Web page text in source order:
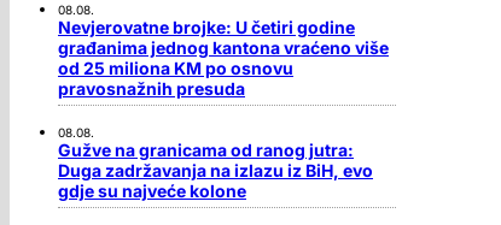
08.08.
Nevjerovatne brojke: U četiri godine
građanima jednog kantona vraćeno više
od 25 miliona KM po osnovu
pravosnažnih presuda
08.08.
Gužve na granicama od ranog jutra:
Duga zadržavanja na izlazu iz BiH, evo
gdje su najveće kolone